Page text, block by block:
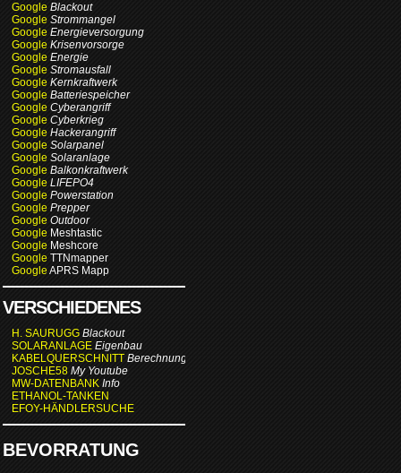
Google Blackout
Google Strommangel
Google Energieversorgung
Google Krisenvorsorge
Google Energie
Google Stromausfall
Google Kernkraftwerk
Google Batteriespeicher
Google Cyberangriff
Google Cyberkrieg
Google Hackerangriff
Google Solarpanel
Google Solaranlage
Google Balkonkraftwerk
Google LIFEPO4
Google Powerstation
Google Prepper
Google Outdoor
Google Meshtastic
Google Meshcore
Google TTNmapper
Google APRS Mapp
VERSCHIEDENES
H. SAURUGG Blackout
SOLARANLAGE Eigenbau
KABELQUERSCHNITT Berechnung
JOSCHE58 My Youtube
MW-DATENBANK Info
ETHANOL-TANKEN
EFOY-HÄNDLERSUCHE
BEVORRATUNG